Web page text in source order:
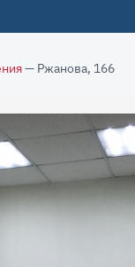
— Ржанова, 166